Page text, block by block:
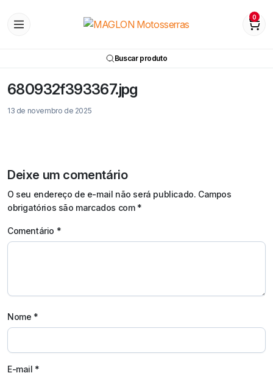
0
Buscar produto
680932f393367.jpg
13 de novembro de 2025
Deixe um comentário
O seu endereço de e-mail não será publicado. Campos
obrigatórios são marcados com *
Comentário *
Nome *
E-mail *